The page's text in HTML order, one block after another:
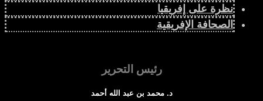
نظرة على إفريقيا
الصحافة الإفريقية
رئيس التحرير
د. محمد بن عبد الله أحمد